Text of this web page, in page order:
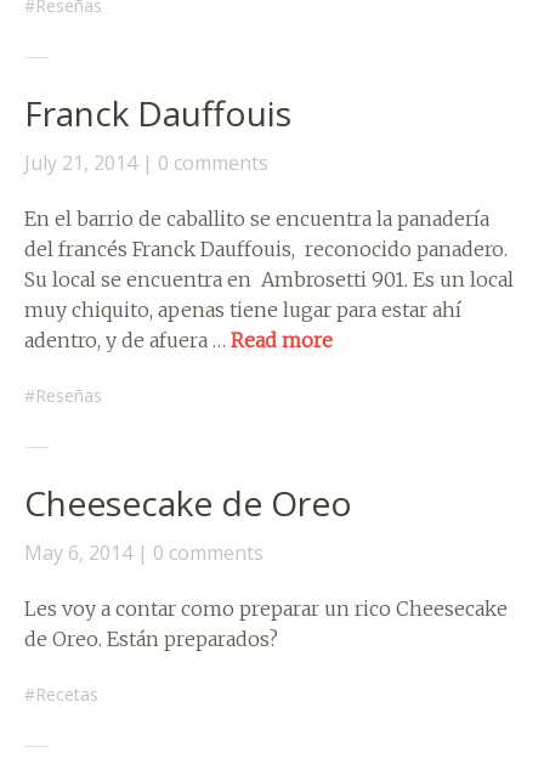
Reseñas
Franck Dauffouis
July 21, 2014 0 comments
En el barrio de caballito se encuentra la panadería
del francés Franck Dauffouis, reconocido panadero.
Su local se encuentra en Ambrosetti 901. Es un local
muy chiquito, apenas tiene lugar para estar ahí
adentro, y de afuera … Read more
Reseñas
Cheesecake de Oreo
May 6, 2014 0 comments
Les voy a contar como preparar un rico Cheesecake
de Oreo. Están preparados?
Recetas